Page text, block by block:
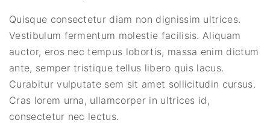
Quisque consectetur diam non dignissim ultrices.
Vestibulum fermentum molestie facilisis. Aliquam
auctor, eros nec tempus lobortis, massa enim dictum
ante, semper tristique tellus libero quis lacus.
Curabitur vulputate sem sit amet sollicitudin cursus.
Cras lorem urna, ullamcorper in ultrices id,
consectetur nec lectus.